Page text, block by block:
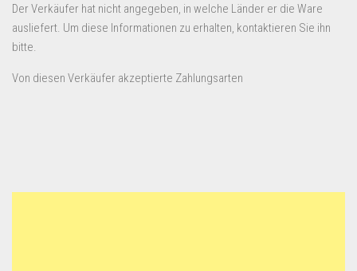
Der Verkäufer hat nicht angegeben, in welche Länder er die Ware
ausliefert. Um diese Informationen zu erhalten, kontaktieren Sie ihn
bitte.
Von diesen Verkäufer akzeptierte Zahlungsarten